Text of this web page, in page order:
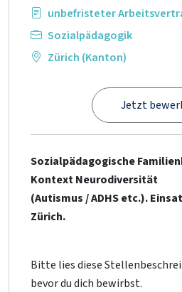
unbefristeter
Sozialpädagogik
Zürich (Kanton)
Jetzt
Sozialpädagogische
Kontext Neurodiversität
(Autismus / ADHS etc.).
Zürich.
Bitte lies diese
bevor du dich bewirbst.